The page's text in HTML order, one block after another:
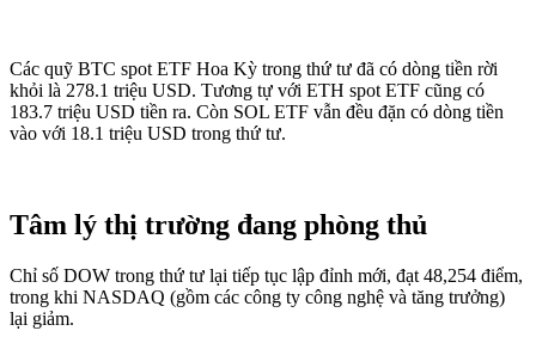
Các quỹ BTC spot ETF Hoa Kỳ trong thứ tư đã có dòng tiền rời
khỏi là 278.1 triệu USD. Tương tự với ETH spot ETF cũng có
183.7 triệu USD tiền ra. Còn SOL ETF vẫn đều đặn có dòng tiền
vào với 18.1 triệu USD trong thứ tư.
Tâm lý thị trường đang phòng thủ
Chỉ số DOW trong thứ tư lại tiếp tục lập đỉnh mới, đạt 48,254 điểm,
trong khi NASDAQ (gồm các công ty công nghệ và tăng trưởng)
lại giảm.